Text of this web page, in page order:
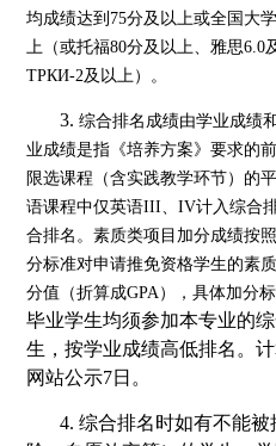
均成绩达到75分及以上或全国大
上（或托福80分及以上、雅思
ТРКИ-2及以上）。
3.综合排名成绩由学业成绩
业成绩是指《培养方案》要求的
限选课程（含实践教学环节）的
语课程中仅英语III、IV计入综合
合排名。素质类项目加分成绩按
分标准对申请推免资格学生的素
分值（折算成GPA），具体加分
毕业学生均须参加本专业的
生，按学业成绩高低排名。
网站公示7日。
4.综合排名时如有不能